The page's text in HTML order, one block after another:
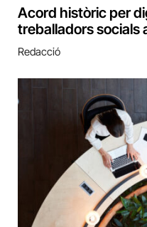
Acord històric per
treballadors socials
Redacció